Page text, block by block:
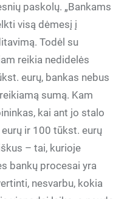
paskolų. „Bankams
visą dėmesį į
Todėl su
reikia nedidelės
eurų, bankas nebus
sumą. Kam
kai ant jo stalo
ir 100 tūkst. eurų
– tai, kurioje
bankų procesai yra
nesvarbu, kokia